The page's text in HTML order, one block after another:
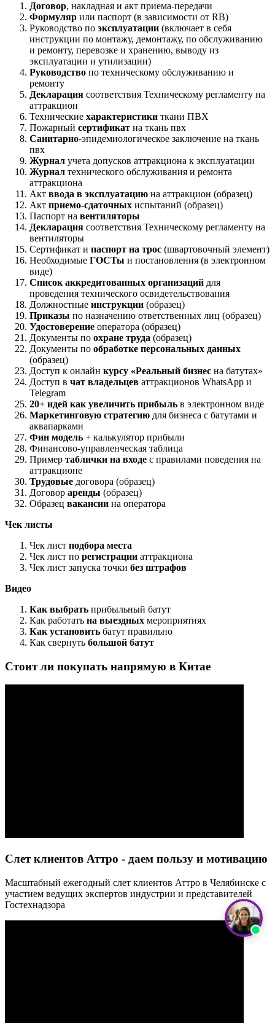
Договор, накладная и акт приема-передачи
Формуляр или паспорт (в зависимости от RB)
Руководство по эксплуатации (включает в себя
инструкции по монтажу, демонтажу, по обслуживанию
и ремонту, перевозке и хранению, выводу из
эксплуатации и утилизации)
Руководство по техническому обслуживанию и
ремонту
Декларация соответствия Техническому регламенту на
аттракцион
Технические характеристики ткани ПВХ
Пожарный сертификат на ткань пвх
Санитарно-эпидемиологическое заключение на ткань
пвх
Журнал учета допусков аттракциона к эксплуатации
Журнал технического обслуживания и ремонта
аттракциона
Акт ввода в эксплуатацию на аттракцион (образец)
Акт приемо-сдаточных испытаний (образец)
Паспорт на вентиляторы
Декларация соответствия Техническому регламенту на
вентиляторы
Сертификат и паспорт на трос (швартовочный элемент)
Необходимые ГОСТы и постановления (в электронном
виде)
Список аккредитованных организаций для
проведения технического освидетельствования
Должностные инструкции (образец)
Приказы по назначению ответственных лиц (образец)
Удостоверение оператора (образец)
Документы по охране труда (образец)
Документы по обработке персональных данных
(образец)
Доступ к онлайн курсу «Реальный бизнес на батутах»
Доступ в чат владельцев аттракционов WhatsApp и
Telegram
20+ идей как увеличить прибыль в электронном виде
Маркетинговую стратегию для бизнеса с батутами и
аквапарками
Фин модель + калькулятор прибыли
Финансово-управленческая таблица
Пример таблички на входе с правилами поведения на
аттракционе
Трудовые договора (образец)
Договор аренды (образец)
Образец вакансии на оператора
Чек листы
Чек лист подбора места
Чек лист по регистрации аттракциона
Чек лист запуска точки без штрафов
Видео
Как выбрать прибыльный батут
Как работать на выездных мероприятиях
Как установить батут правильно
Как свернуть большой батут
Стоит ли покупать напрямую в Китае
Слет клиентов Аттро - даем пользу и мотивацию
Масштабный ежегодный слет клиентов Аттро в Челябинске с
участием ведущих экспертов индустрии и представителей
Гостехнадзора